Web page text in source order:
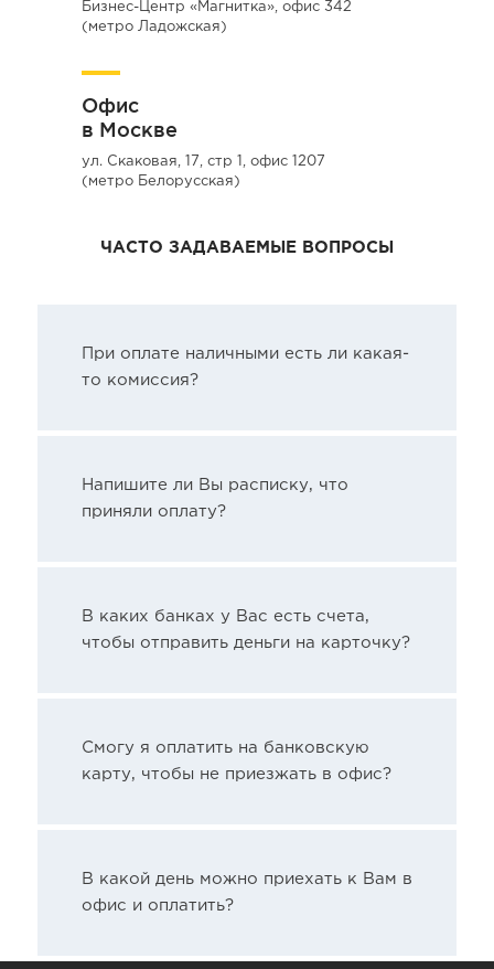
Бизнес-Центр «Магнитка», офис 342
(метро Ладожская)
Офис
в Москве
ул. Скаковая, 17, стр 1, офис 1207
(метро Белорусская)
ЧАСТО ЗАДАВАЕМЫЕ ВОПРОСЫ
При оплате наличными есть ли какая-
то комиссия?
Напишите ли Вы расписку, что
приняли оплату?
В каких банках у Вас есть счета,
чтобы отправить деньги на карточку?
Смогу я оплатить на банковскую
карту, чтобы не приезжать в офис?
В какой день можно приехать к Вам в
офис и оплатить?